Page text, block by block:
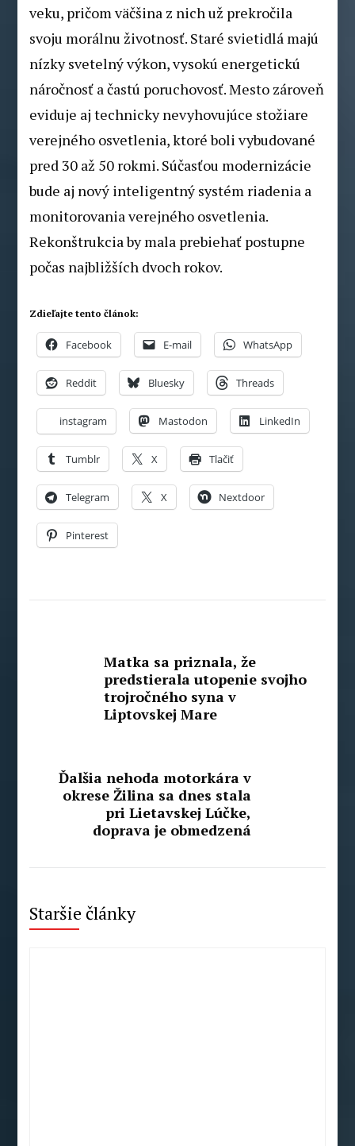
veku, pričom väčšina z nich už prekročila
svoju morálnu životnosť. Staré svietidlá majú
nízky svetelný výkon, vysokú energetickú
náročnosť a častú poruchovosť. Mesto zároveň
eviduje aj technicky nevyhovujúce stožiare
verejného osvetlenia, ktoré boli vybudované
pred 30 až 50 rokmi. Súčasťou modernizácie
bude aj nový inteligentný systém riadenia a
monitorovania verejného osvetlenia.
Rekonštrukcia by mala prebiehať postupne
počas najbližších dvoch rokov.
Zdieľajte tento článok:
Facebook E-mail WhatsApp
Reddit Bluesky Threads
instagram Mastodon LinkedIn
Tumblr X Tlačiť
Telegram X Nextdoor
Pinterest
Matka sa priznala, že
predstierala utopenie svojho
trojročného syna v
Liptovskej Mare
Ďalšia nehoda motorkára v
okrese Žilina sa dnes stala
pri Lietavskej Lúčke,
doprava je obmedzená
Staršie články